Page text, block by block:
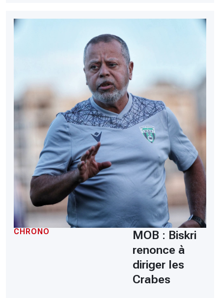
CHRONO
MOB : Biskri
renonce à
diriger les
Crabes